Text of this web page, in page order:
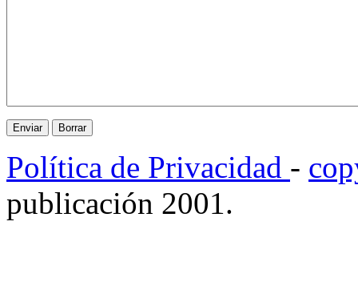
Política de Privacidad -
publicación 2001.